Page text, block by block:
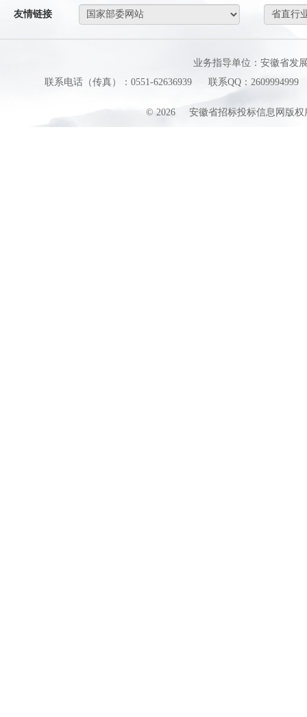
友情链接
业务指导单位：安徽省发
联系电话（传真）：0551-62636939
联系QQ：2609994999
© 2026 安徽省招标投标信息网版